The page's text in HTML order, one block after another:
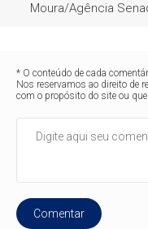
Moura/Agência
* O conteúdo de cada
Nos reservamos ao direito de
com o propósito do site ou
Comentar